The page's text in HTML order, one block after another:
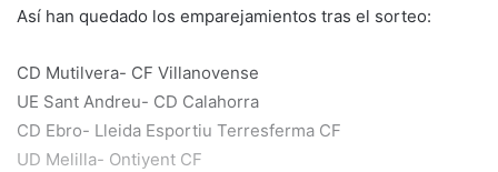
Así han quedado los emparejamientos tras el sorteo:
CD Mutilvera- CF Villanovense
UE Sant Andreu- CD Calahorra
CD Ebro- Lleida Esportiu Terresferma CF
UD Melilla- Ontiyent CF